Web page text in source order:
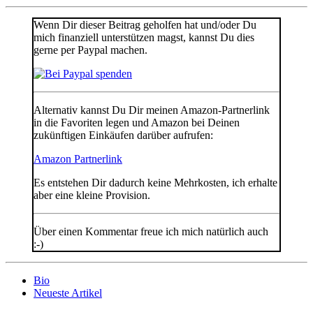
Wenn Dir dieser Beitrag geholfen hat und/oder Du
mich finanziell unterstützen magst, kannst Du dies
gerne per Paypal machen.
Alternativ kannst Du Dir meinen Amazon-Partnerlink
in die Favoriten legen und Amazon bei Deinen
zukünftigen Einkäufen darüber aufrufen:
Amazon Partnerlink
Es entstehen Dir dadurch keine Mehrkosten, ich erhalte
aber eine kleine Provision.
Über einen Kommentar freue ich mich natürlich auch
:-)
following
Bio
Neueste Artikel